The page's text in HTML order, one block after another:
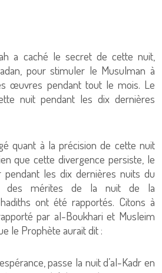
a caché le secret de cette nuit,
pour stimuler le Musulman à
œuvres pendant tout le mois. Le
nuit pendant les dix dernières
quant à la précision de cette nuit
que cette divergence persiste, le
les dix dernières nuits du
des mérites de la nuit de la
ont été rapportés. Citons à
par al-Boukhari et Musleim
le Prophète aurait dit :
passe la nuit d’al-Kadr en